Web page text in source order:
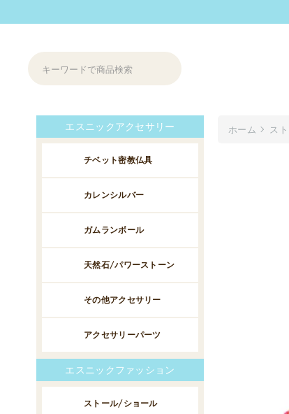
ホーム ス
エスニックアクセサリー
チベット密教仏具
カレンシルバー
ガムランボール
天然石/パワーストーン
その他アクセサリー
アクセサリーパーツ
エスニックファッション
ストール/ショール